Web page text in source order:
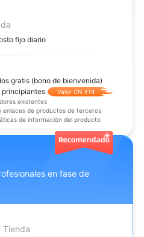
fijo diario
gratis (bono de bienvenida)
principiantes
Valor CN ¥14
existentes
enlaces de productos de terceros
de información del producto
en fase de
Tienda